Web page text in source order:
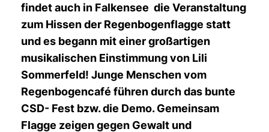
findet auch in Falkensee die Veranstaltung
zum Hissen der Regenbogenflagge statt
und es begann mit einer großartigen
musikalischen Einstimmung von Lili
Sommerfeld! Junge Menschen vom
Regenbogencafé führen durch das bunte
CSD- Fest bzw. die Demo. Gemeinsam
Flagge zeigen gegen Gewalt und